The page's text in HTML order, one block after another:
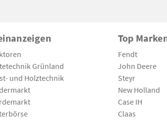
Grünland
und Holztechnik
Top
Fendt
John Deere
Steyr
New Holland
Case IH
Claas